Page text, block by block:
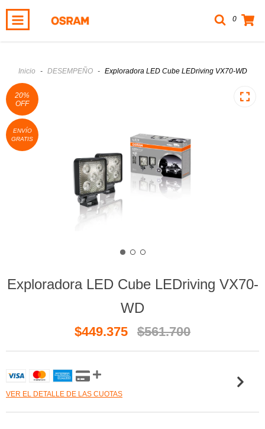
0
Inicio - DESEMPEÑO - Exploradora LED Cube LEDriving VX70-WD
20%
OFF
ENVÍO
GRATIS
Exploradora LED Cube LEDriving VX70-
WD
$449.375 $561.700
VER EL DETALLE DE LAS CUOTAS